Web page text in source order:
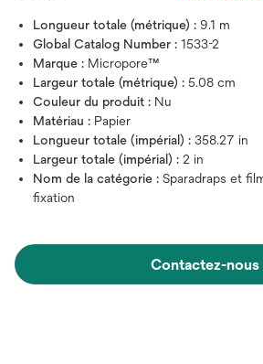
Longueur totale (métrique) : 9.1 m
Global Catalog Number : 1533-2
Marque : Micropore™
Largeur totale (métrique) : 5.08 cm
Couleur du produit : Nu
Matériau : Papier
Longueur totale (impérial) : 358.27 in
Largeur totale (impérial) : 2 in
Nom de la catégorie : Sparadraps et
fixation
Contactez-nous